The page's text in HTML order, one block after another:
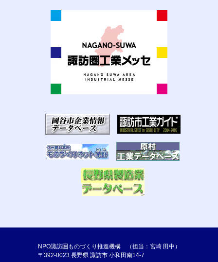
NPO諏訪圏ものづくり推進機構 （担当：宮崎 田中）
〒392-0023 長野県 諏訪市 小和田南14-7